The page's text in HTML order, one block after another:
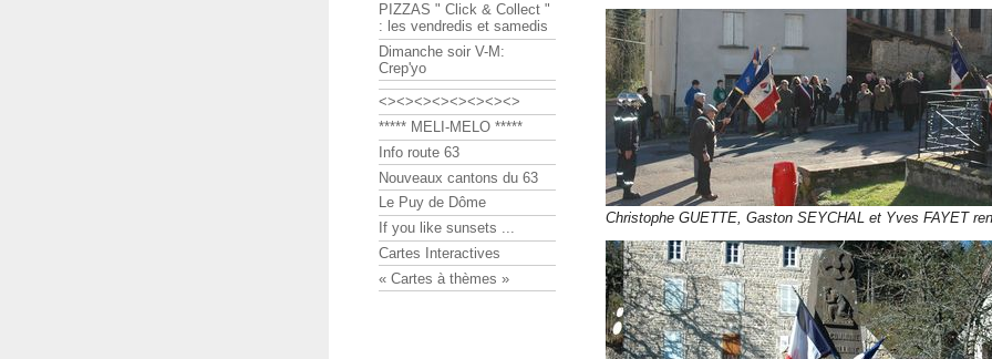
Christophe GUETTE, Gaston SEYCHAL et Yves FAYET
PIZZAS " Click & Collect "
: les vendredis et samedis
Dimanche soir V-M:
Crep'yo
<><><><><><><><>
***** MELI-MELO *****
Info route 63
Nouveaux cantons du 63
Le Puy de Dôme
If you like sunsets ...
Cartes Interactives
« Cartes à thèmes »